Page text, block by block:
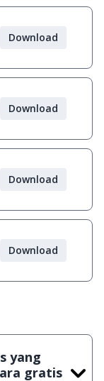
Download
Download
Download
Download
yang
gratis